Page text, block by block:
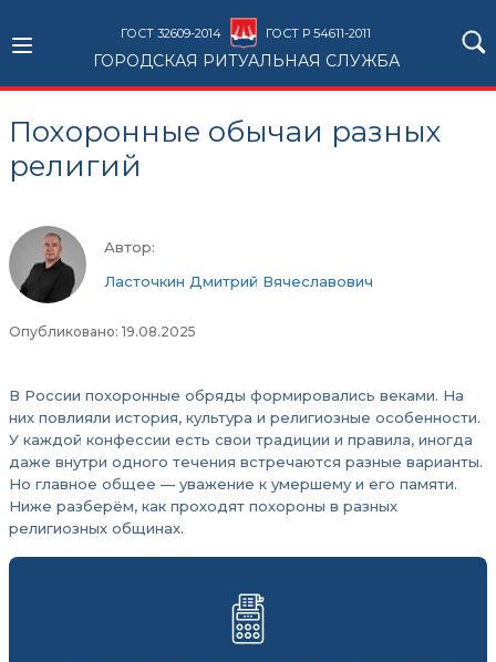
ГОСТ 32609-2014 ГОСТ Р 54611-2011
ГОРОДСКАЯ РИТУАЛЬНАЯ СЛУЖБА
Похоронные обычаи разных
религий
Автор:
Ласточкин Дмитрий Вячеславович
Опубликовано: 19.08.2025
В России похоронные обряды формировались веками. На
них повлияли история, культура и религиозные особенности.
У каждой конфессии есть свои традиции и правила, иногда
даже внутри одного течения встречаются разные варианты.
Но главное общее — уважение к умершему и его памяти.
Ниже разберём, как проходят похороны в разных
религиозных общинах.